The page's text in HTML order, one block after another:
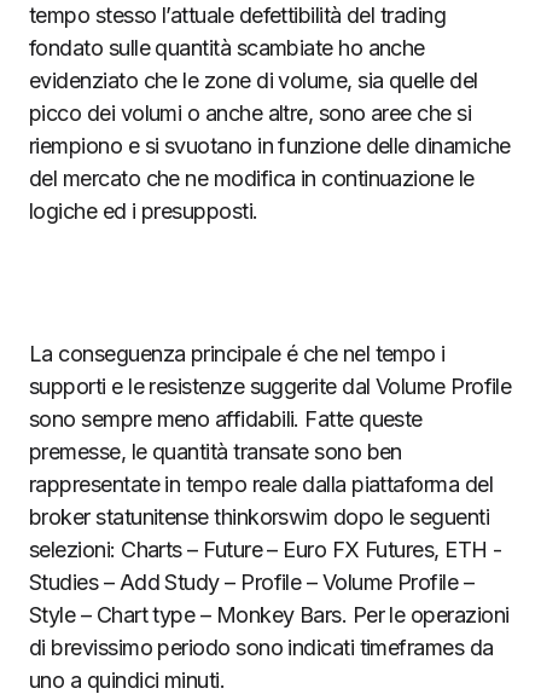
tempo stesso l’attuale defettibilità del trading
fondato sulle quantità scambiate ho anche
evidenziato che le zone di volume, sia quelle del
picco dei volumi o anche altre, sono aree che si
riempiono e si svuotano in funzione delle dinamiche
del mercato che ne modifica in continuazione le
logiche ed i presupposti.
La conseguenza principale é che nel tempo i
supporti e le resistenze suggerite dal Volume Profile
sono sempre meno affidabili. Fatte queste
premesse, le quantità transate sono ben
rappresentate in tempo reale dalla piattaforma del
broker statunitense thinkorswim dopo le seguenti
selezioni: Charts – Future – Euro FX Futures, ETH -
Studies – Add Study – Profile – Volume Profile –
Style – Chart type – Monkey Bars. Per le operazioni
di brevissimo periodo sono indicati timeframes da
uno a quindici minuti.